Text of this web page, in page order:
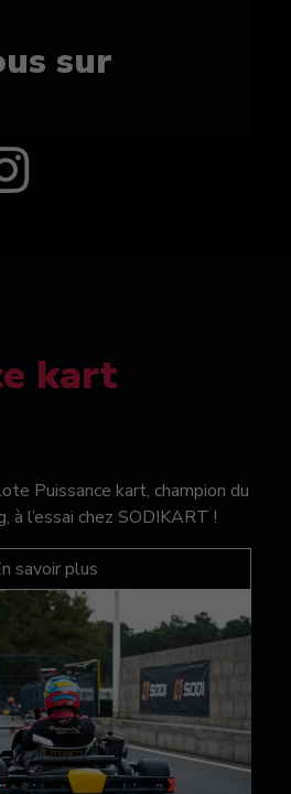
sur
kart
Puissance kart, champion du
à l’essai chez SODIKART !
savoir plus